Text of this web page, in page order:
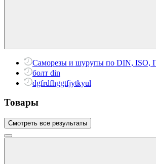
Саморезы и шурупы по DIN, ISO,
болт din
dgfrdfhggtfjytkyul
Товары
Смотреть все результаты